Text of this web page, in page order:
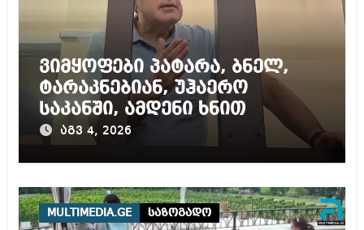
ვიმყოფები პატარა, ბნელ,
ტარაკნებიან, უჰაერო
საკანში, ამდენი ხნით
სამარტოო საკანში
მოთავსება, საერთაშორისო
წამებას და არაადამიანურ
მოპყრობას – სააკაშვილი
აგვ 4, 2026
MULTIMEDIA.GE საზოგადო